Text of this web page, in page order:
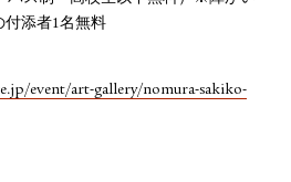
付添者1名無料
event/art-gallery/nomura-sakiko-